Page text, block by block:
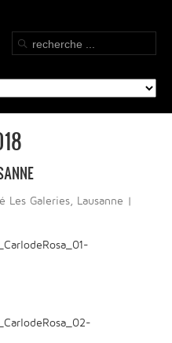
Les Galeries, Lausanne |